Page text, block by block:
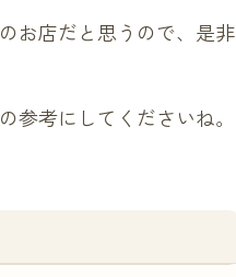
お店だと思うので、是非
考にしてくださいね。